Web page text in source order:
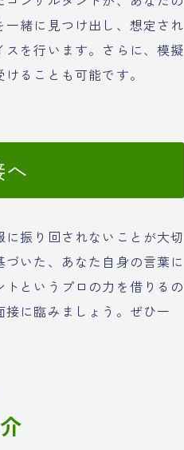
緒に見つけ出し、想定され
を行います。さらに、模擬
ることも可能です。
振り回されないことが大切
いた、あなた自身の言葉に
というプロの力を借りるの
に臨みましょう。ぜひ一